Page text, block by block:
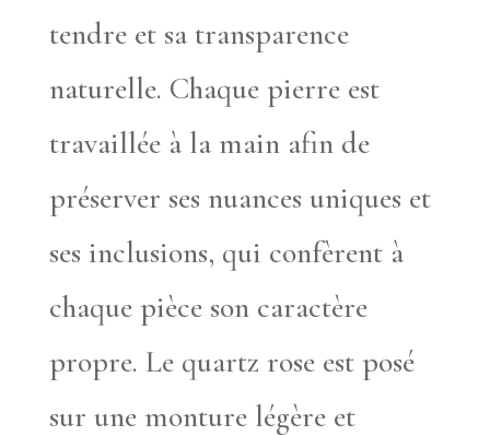
tendre et sa transparence
naturelle. Chaque pierre est
travaillée à la main afin de
préserver ses nuances uniques et
ses inclusions, qui confèrent à
chaque pièce son caractère
propre. Le quartz rose est posé
sur une monture légère et